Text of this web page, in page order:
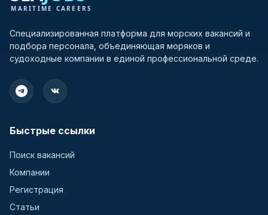
Специализированная платформа для морских вакансий и
подбора персонала, объединяющая моряков и
судоходные компании в единой профессиональной среде.
Быстрые ссылки
Поиск вакансий
Компании
Регистрация
Статьи